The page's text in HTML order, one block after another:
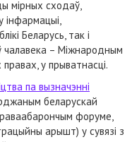
мірных сходаў,
інфармацыі,
Беларусь, так і
чалавека – Міжнародным
у прыватнасці.
па вызначэнні
беларускай
форуме,
арышт) у сувязі з